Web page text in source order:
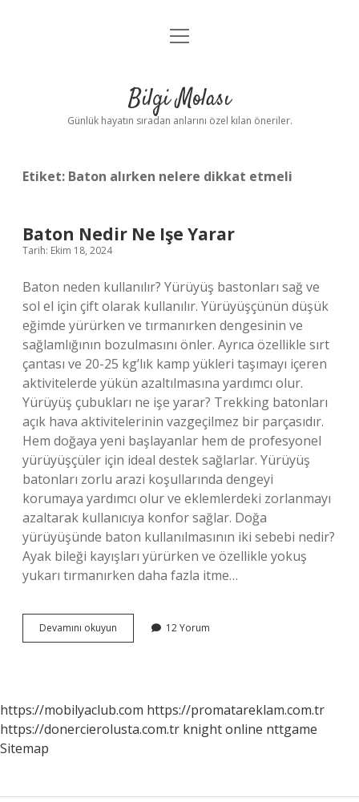
Anasayfa
Yasal Uyarı
menüyü
Bilgi Molası
Günlük hayatın sıradan anlarını özel kılan öneriler.
Etiket: Baton alırken nelere dikkat etmeli
Baton Nedir Ne Işe Yarar
Tarih: Ekim 18, 2024
Baton neden kullanılır? Yürüyüş bastonları sağ ve
sol el için çift olarak kullanılır. Yürüyüşçünün düşük
eğimde yürürken ve tırmanırken dengesinin ve
sağlamlığının bozulmasını önler. Ayrıca özellikle sırt
çantası ve 20-25 kg’lık kamp yükleri taşımayı içeren
aktivitelerde yükün azaltılmasına yardımcı olur.
Yürüyüş çubukları ne işe yarar? Trekking batonları
açık hava aktivitelerinin vazgeçilmez bir parçasıdır.
Hem doğaya yeni başlayanlar hem de profesyonel
yürüyüşçüler için ideal destek sağlarlar. Yürüyüş
batonları zorlu arazi koşullarında dengeyi
korumaya yardımcı olur ve eklemlerdeki zorlanmayı
azaltarak kullanıcıya konfor sağlar. Doğa
yürüyüşünde baton kullanılmasının iki sebebi nedir?
Ayak bileği kayışları yürürken ve özellikle yokuş
yukarı tırmanırken daha fazla itme…
Devamını okuyun
Nedir
12 Yorum
https://mobilyaclub.com https://promatareklam.com.tr
https://donercierolusta.com.tr knight online nttgame
Sitemap